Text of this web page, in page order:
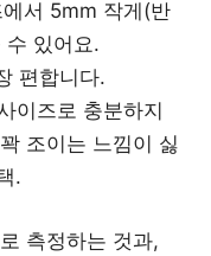
서 5mm 작게(반
수 있어요.
편합니다.
이즈로 충분하지
조이는 느낌이 싫
.
측정하는 것과,